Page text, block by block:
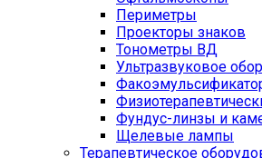
Периметры
Проекторы знаков
Тонометры ВД
Ультразвуковое
Фундус-линзы и
Щелевые лампы
Терапевтическое